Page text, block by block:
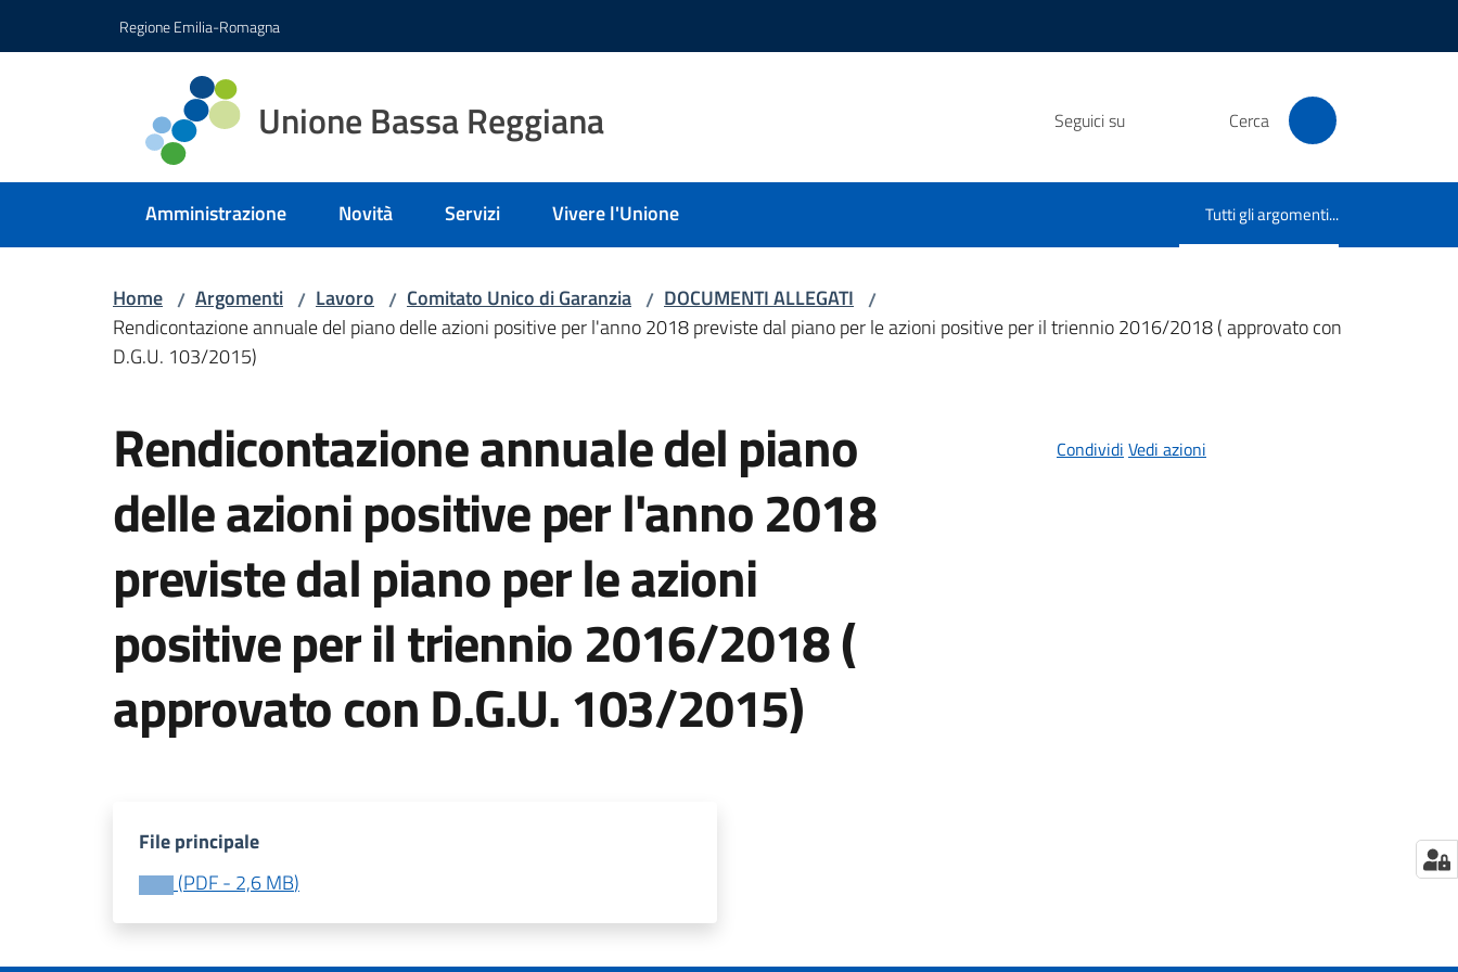
Regione Emilia-Romagna
Unione Bassa Reggiana Seguici su Cerca
Amministrazione Novità Servizi Vivere l'Unione Tutti gli argomenti...
Menu selezionato
Home / Argomenti / Lavoro / Comitato Unico di Garanzia / DOCUMENTI ALLEGATI /
Rendicontazione annuale del piano delle azioni positive per l'anno 2018 previste dal piano per le azioni positive per il triennio 2016/2018 ( approvato con
D.G.U. 103/2015)
Rendicontazione annuale del piano
delle azioni positive per l'anno 2018
previste dal piano per le azioni
positive per il triennio 2016/2018 (
approvato con D.G.U. 103/2015)
Condividi Vedi azioni
File principale
(PDF- 2,6 MB)